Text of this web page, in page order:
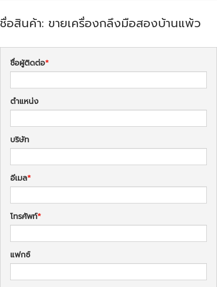
ชื่อสินค้า: ขายเครื่องกลึงมือสองบ้านแพ้ว
ชื่อผู้ติดต่อ
ตำแหน่ง
บริษัท
อีเมล
โทรศัพท์
แฟกซ์